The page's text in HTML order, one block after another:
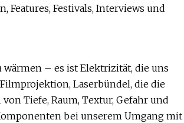
Festivals, Interviews und
– es ist Elektrizität, die uns
Laserbündel, die die
Tiefe, Raum, Textur, Gefahr und
bei unserem Umgang mit